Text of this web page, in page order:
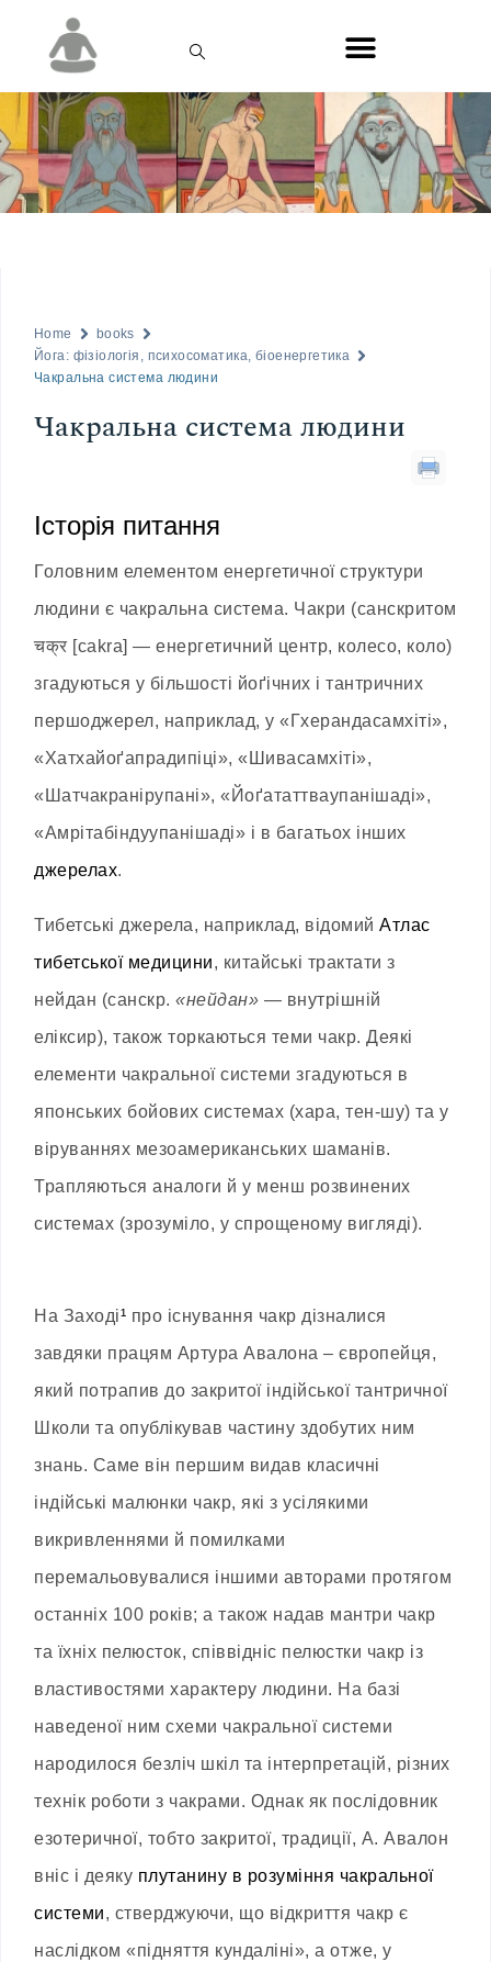
Home
books
Йога: фізіологія, психосоматика, біоенергетика
Чакральна система людини
Чакральна система людини
Історія питання
Головним елементом енергетичної структури
людини є чакральна система. Чакри (санскритом
चक्र [cakra] — енергетичний центр, колесо, коло)
згадуються у більшості йоґічних і тантричних
першоджерел, наприклад, у «Гхерандасамхіті»,
«Хатхайоґапрадипіці», «Шивасамхіті»,
«Шатчакранірупані», «Йоґататтваупанішаді»,
«Амрітабіндуупанішаді» і в багатьох інших
джерелах.
Тибетські джерела, наприклад, відомий Атлас
тибетської медицини, китайські трактати з
нейдан (санскр. «нейдан» — внутрішній
еліксир), також торкаються теми чакр. Деякі
елементи чакральної системи згадуються в
японських бойових системах (хара, тен-шу) та у
віруваннях мезоамериканських шаманів.
Трапляються аналоги й у менш розвинених
системах (зрозуміло, у спрощеному вигляді).
На Заході¹ про існування чакр дізналися
завдяки працям Артура Авалона – європейця,
який потрапив до закритої індійської тантричної
Школи та опублікував частину здобутих ним
знань. Саме він першим видав класичні
індійські малюнки чакр, які з усілякими
викривленнями й помилками
перемальовувалися іншими авторами протягом
останніх 100 років; а також надав мантри чакр
та їхніх пелюсток, співвідніс пелюстки чакр із
властивостями характеру людини. На базі
наведеної ним схеми чакральної системи
народилося безліч шкіл та інтерпретацій, різних
технік роботи з чакрами. Однак як послідовник
езотеричної, тобто закритої, традиції, А. Авалон
вніс і деяку плутанину в розуміння чакральної
системи, стверджуючи, що відкриття чакр є
наслідком «підняття кундаліні», а отже, у